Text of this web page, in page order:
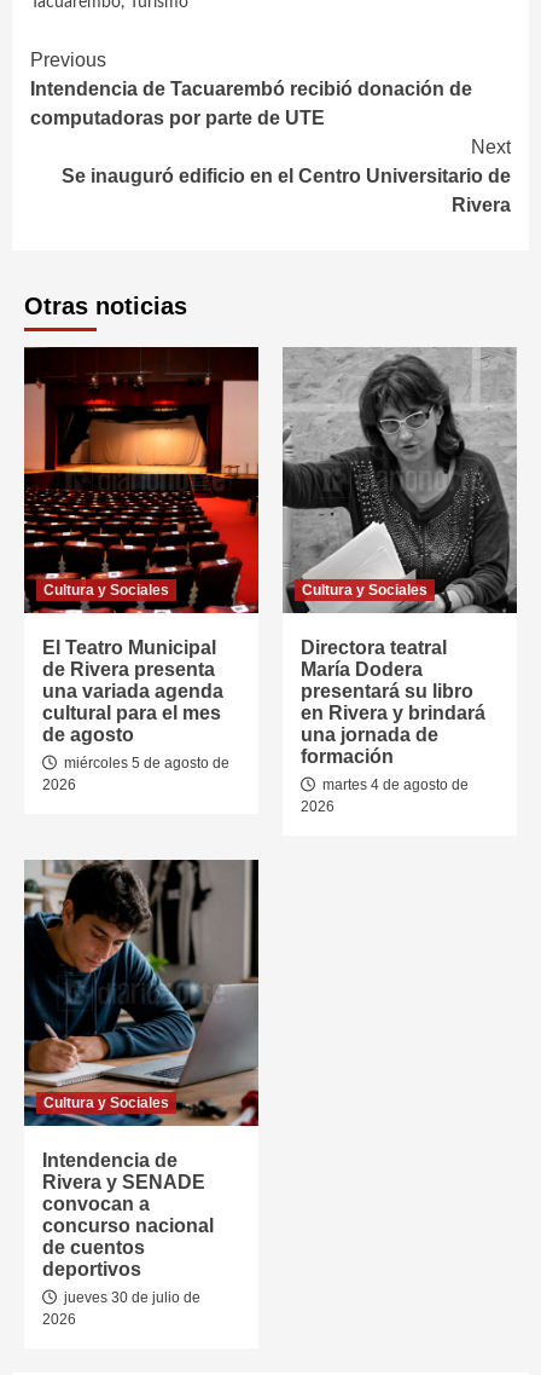
Continue
Reading
Previous
Intendencia de Tacuarembó recibió donación de
computadoras por parte de UTE
Next
Se inauguró edificio en el Centro Universitario de
Rivera
Otras noticias
Cultura y Sociales
El Teatro Municipal
de Rivera presenta
una variada agenda
cultural para el mes
de agosto
miércoles 5 de agosto de
2026
Cultura y Sociales
Directora teatral
María Dodera
presentará su libro
en Rivera y brindará
una jornada de
formación
martes 4 de agosto de
2026
Cultura y Sociales
Intendencia de
Rivera y SENADE
convocan a
concurso nacional
de cuentos
deportivos
jueves 30 de julio de
2026